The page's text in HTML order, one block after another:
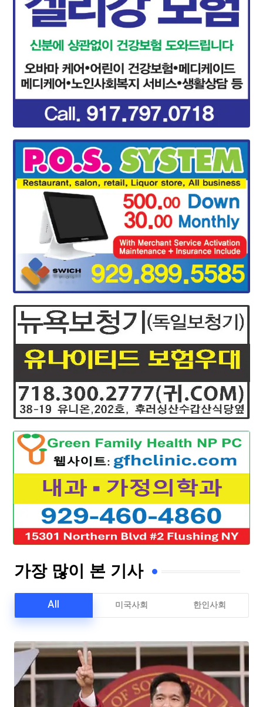
가장 많이 본 기사
All 미국사회 한인사회